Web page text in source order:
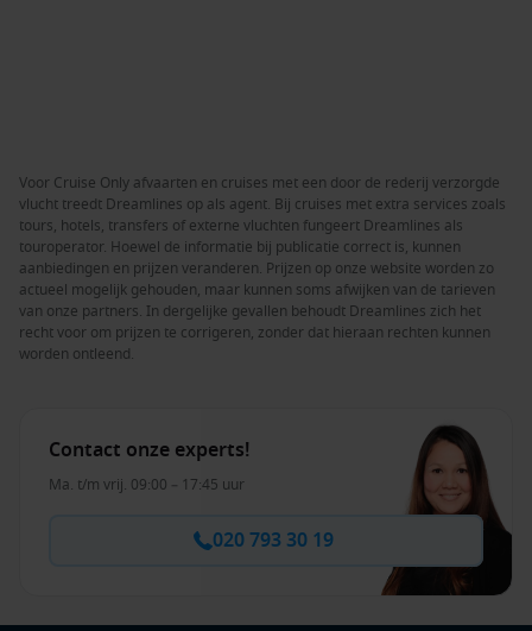
Voor Cruise Only afvaarten en cruises met een door de rederij verzorgde
vlucht treedt Dreamlines op als agent. Bij cruises met extra services zoals
tours, hotels, transfers of externe vluchten fungeert Dreamlines als
touroperator. Hoewel de informatie bij publicatie correct is, kunnen
aanbiedingen en prijzen veranderen. Prijzen op onze website worden zo
actueel mogelijk gehouden, maar kunnen soms afwijken van de tarieven
van onze partners. In dergelijke gevallen behoudt Dreamlines zich het
recht voor om prijzen te corrigeren, zonder dat hieraan rechten kunnen
worden ontleend.
Contact onze experts!
Ma. t/m vrij. 09:00 – 17:45 uur
020 793 30 19